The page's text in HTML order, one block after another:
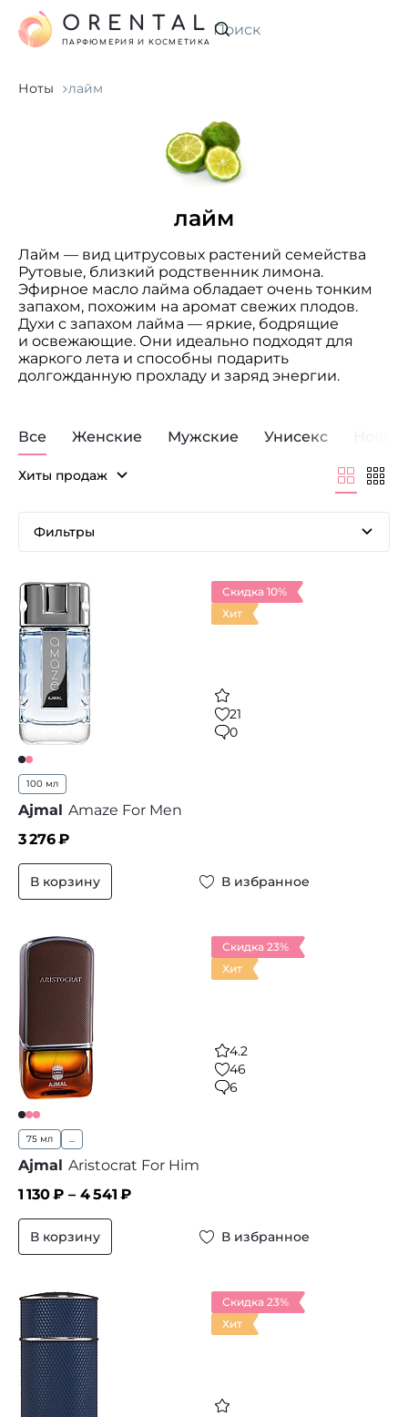
Искать
ORENTAL
ПАРФЮМЕРИЯ И КОСМЕТИКА
Ноты лайм
лайм
Лайм — вид цитрусовых растений семейства
Рутовые, близкий родственник лимона.
Эфирное масло лайма обладает очень тонким
запахом, похожим на аромат свежих плодов.
Духи с запахом лайма — яркие, бодрящие
и освежающие. Они идеально подходят для
жаркого лета и способны подарить
долгожданную прохладу и заряд энергии.
Все Женские Мужские Унисекс
Хиты продаж
Фильтры
Скидка 10%
Хит
21
0
100 мл
Ajmal Amaze For Men
3 276₽
В корзину В избранное
Скидка 23%
Хит
4.2
46
6
75 мл ...
Ajmal Aristocrat For Him
1 130₽ – 4 541 ₽
В корзину В избранное
Скидка 23%
Хит